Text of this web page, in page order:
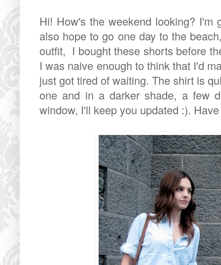
Hi! How's the weekend looking? I'm
also hope to go one day to the
outfit, I bought these shorts before
I was naive enough to think that I'd
just got tired of waiting. The shirt is
one and in a darker shade, a few
window, I'll keep you updated :).